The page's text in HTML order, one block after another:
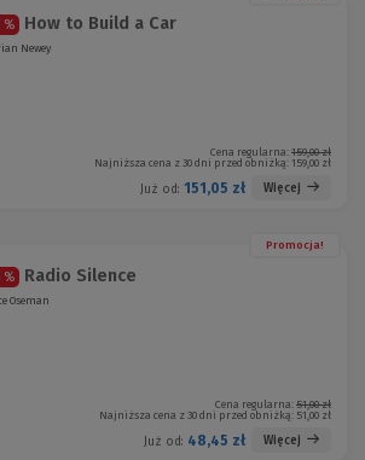
% How to Build a Car
Newey
Cena regularna: 159,00 zł
Najniższa cena z 30 dni przed obniżką: 159,00 zł
Już od: 151,05 zł Więcej
Promocja!
% Radio Silence
Oseman
Cena regularna: 51,00 zł
Najniższa cena z 30 dni przed obniżką: 51,00 zł
Już od: 48,45 zł Więcej